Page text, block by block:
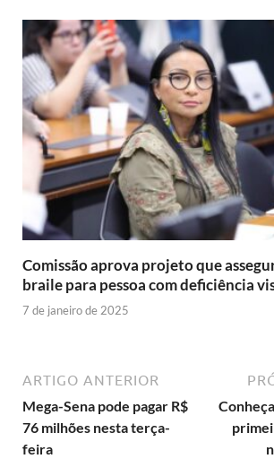
Comissão aprova projeto que
braile para pessoa com deficiência
7 de janeiro de 2025
ARTIGO ANTERIOR
Mega-Sena pode pagar R$
76 milhões nesta terça-
feira